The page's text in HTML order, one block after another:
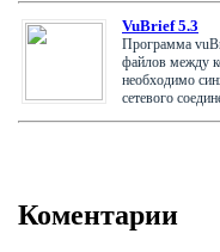
VuBrief 5.3
Программа
файлов между
необходимо
сетевого
Коментарии